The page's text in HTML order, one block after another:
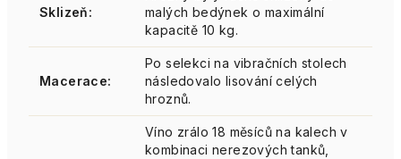
Sklizeň:
malých bedýnek o maximální
kapacitě 10 kg.
Macerace:
Po selekci na vibračních stolech
následovalo lisování celých
hroznů.
Víno zrálo 18 měsíců na kalech v
kombinaci nerezových tanků,